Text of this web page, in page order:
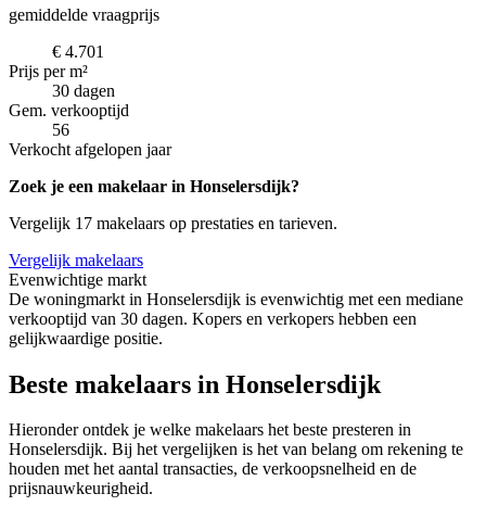
gemiddelde vraagprijs
€ 4.701
Prijs per m²
30 dagen
Gem. verkooptijd
56
Verkocht afgelopen jaar
Zoek je een makelaar in Honselersdijk?
Vergelijk 17 makelaars op prestaties en tarieven.
Vergelijk makelaars
Evenwichtige markt
De woningmarkt in Honselersdijk is evenwichtig met een mediane
verkooptijd van 30 dagen. Kopers en verkopers hebben een
gelijkwaardige positie.
Beste makelaars in Honselersdijk
Hieronder ontdek je welke makelaars het beste presteren in
Honselersdijk. Bij het vergelijken is het van belang om rekening te
houden met het aantal transacties, de verkoopsnelheid en de
prijsnauwkeurigheid.